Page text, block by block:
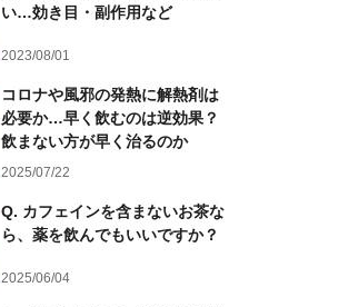
い…効き目・副作用など
2023/08/01
コロナや風邪の発熱に解熱剤は
必要か…早く飲むのは逆効果？
飲まない方が早く治るのか
2025/07/22
Q. カフェインを含まないお茶な
ら、薬を飲んでもいいですか？
2025/06/04